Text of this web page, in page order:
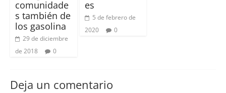
comunidade
s también de
los gasolina
29 de diciembre
de 2018
0
es
5 de febrero de
2020
0
Deja un comentario